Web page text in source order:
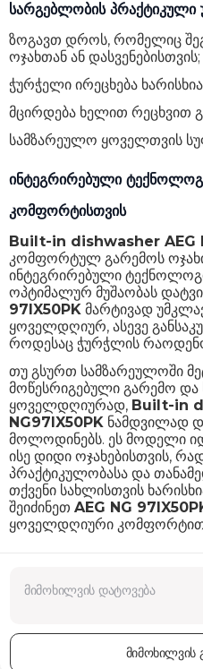
სარგებლობის პრაქტიკული
ზოგავთ დროს, რომელიც
ოჯახთან ან დასვენებისთვის;
ჭურჭელი ირეცხება
მცირდება ხელით რეცხვით
სამზარეულო ყოველთვის
ინტეგრირებული
კომფორტისთვის
Built-in dishwasher AEG
კომფორტულ გარემოს
ინტეგრირებული
ოპტიმალურ მუშაობას
97IX50PK მარტივად
ყოველდღიურ, ასევე
როდესაც ჭურჭლის
თუ გსურთ სამზარეულოში
მოწესრიგებული გარემო
ყოველდღიურად, Built-in
NG97IX50PK ნამდვილად
მოლოდინებს. ეს მოდელი
ისე დიდი ოჯახებისთვის,
პრაქტიკულობასა და
თქვენი სახლისთვის
შეიძინეთ AEG NG
ყოველდღიური
მიმოხილვის